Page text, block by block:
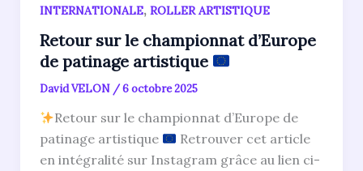
INTERNATIONALE, ROLLER ARTISTIQUE
Retour sur le championnat d’Europe
de patinage artistique
David VELON /6 octobre 2025
Retour sur le championnat d’Europe de
patinage artistique
Retrouver cet article
en intégralité sur Instagram grâce au lien ci-